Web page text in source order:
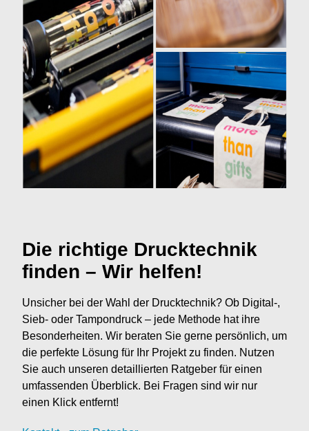
Die richtige Drucktechnik
finden – Wir helfen!
Unsicher bei der Wahl der Drucktechnik? Ob Digital-,
Sieb- oder Tampondruck – jede Methode hat ihre
Besonderheiten. Wir beraten Sie gerne persönlich, um
die perfekte Lösung für Ihr Projekt zu finden. Nutzen
Sie auch unseren detaillierten Ratgeber für einen
umfassenden Überblick. Bei Fragen sind wir nur
einen Klick entfernt!